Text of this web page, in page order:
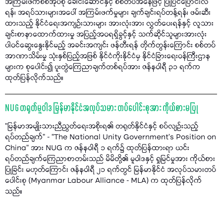
အကြမ်းဖက်စစ်အုပ်စု ခေါင်းဆောင်နှင့် စစ်တပ်အနေဖြင့် ပြုပြင်ပြောင်းလဲ
ရန်၊ အရပ်သားများအပေါ် အကြမ်းဖက်မှုများ ချက်ချင်းရပ်တန့်ရန်၊ ဖမ်းဆီး
ထားသည့် နိုင်ငံရေးအကျဉ်းသားများ အားလုံးအား လွှတ်ပေးရန်နှင့် လူသား
ချင်းစာနာထောက်ထားမှု အပြည့်အဝရရှိခွင့်နှင့် သက်ဆိုင်သူများအားလုံး
ပါဝင်ဆွေးနွေးနိုင်မည့် အခင်းအကျင်း ဖန်တီးရန် တိုက်တွန်းကြောင်း စစ်တပ်
အာဏာသိမ်းမှု သုံးနှစ်ပြည့်အဖြစ် နိုင်ငံကိုးနိုင်ငံမှ နိုင်ငံခြားရေးဝန်ကြီးဌာန
များက စုပေါင်း၍ ပူးတွဲကြေညာချက်တစ်ရပ်အား ဇန်နဝါရီ ၃၁ ရက်က
ထုတ်ပြန်လိုက်သည်။
NUG တရုတ်မူဝါဒ မြန်မာနိုင်ငံအလုပ်သမား တပ်ပေါင်းစုအား ကိုယ်စားမပြု
“မြန်မာအမျိုးသားညီညွတ်ရေးအစိုးရ၏ တရုတ်နိုင်ငံနှင့် စပ်လျဉ်းသည့်
ရပ်တည်ချက်” - “The National Unity Government’s Position on
China” အား NUG က ဇန်နဝါရီ ၁ ရက်၌ ထုတ်ပြန်ထားရာ ယင်း
ရပ်တည်ချက်ကြေညာစာတမ်းသည် မိမိတို့၏ မူဝါဒနှင့် ရှုမြင်မှုအား ကိုယ်စား
ပြုခြင်း မဟုတ်ကြောင်း ဇန်နဝါရီ ၂၁ ရက်တွင် မြန်မာနိုင်ငံ အလုပ်သမားတပ်
ပေါင်းစု (Myanmar Labour Alliance - MLA) က ထုတ်ပြန်လိုက်
သည်။